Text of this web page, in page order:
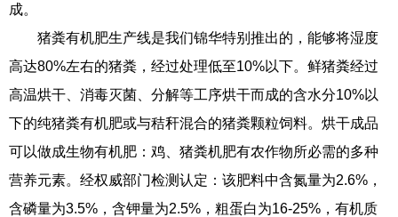
成。
猪粪有机肥生产线是我们锦华特别推出的，能够将湿度
高达80%左右的猪粪，经过处理低至10%以下。鲜猪粪经过
高温烘干、消毒灭菌、分解等工序烘干而成的含水分10%以
下的纯猪粪有机肥或与秸秆混合的猪粪颗粒饲料。烘干成品
可以做成生物有机肥：鸡、猪粪机肥有农作物所必需的多种
营养元素。经权威部门检测认定：该肥料中含氮量为2.6%，
含磷量为3.5%，含钾量为2.5%，粗蛋白为16-25%，有机质